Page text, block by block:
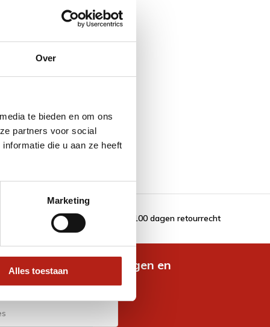
Over
te bieden en om ons
partners voor social
die u aan ze heeft
Marketing
Alles toestaan
100 dagen retourrecht
nieuwste aanbiedingen en